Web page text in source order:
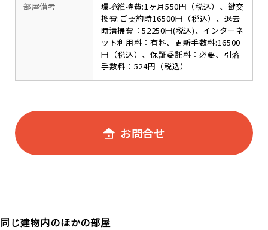
部屋備考
環境維持費:1ヶ月550円（税込）、鍵交
換費:ご契約時16500円（税込）、退去
時清掃費：52250円(税込)、インターネ
ット利用料：有料、更新手数料:16500
円（税込）、保証委託料：必要、引落
手数料：524円（税込）
お問合せ
同じ建物内のほかの部屋